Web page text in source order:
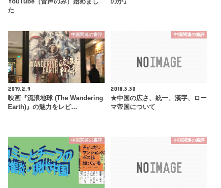
YouTube（音声のみ）始めまし
た
のか』
中国関連の書評
2019.2.9
映画『流浪地球 (The Wandering
Earth)』の魅力をレビ…
中国関連の書評
2018.3.30
★中国の広さ、統一、漢字、ロー
マ帝国について
中国関連の書評 中国関連の書評